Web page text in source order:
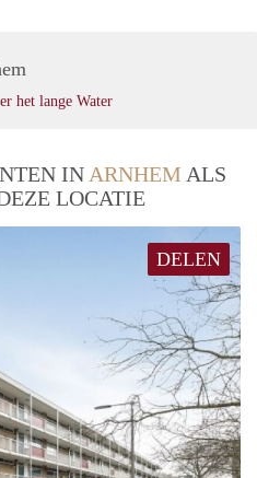
het lange Water
IN ARNHEM ALS
LOCATIE
DELEN